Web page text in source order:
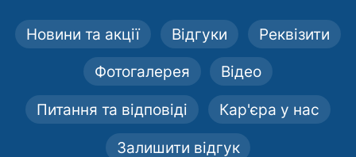
Новини та акції Відгуки Реквізити
Фотогалерея Відео
Питання та відповіді Кар'єра у нас
Залишити відгук